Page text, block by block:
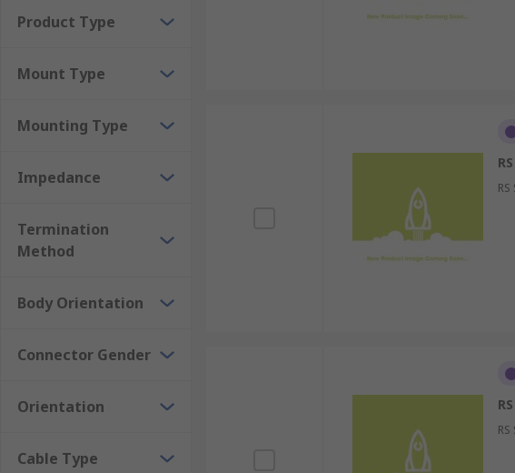
ประเภทของปลั๊ก Coaxial
ปลั๊ก Coaxial มีหลายประเภท แต่ละประเภทมีคุณสมบัติเฉพาะที่เหมาะกับกา
หัว BNC : หรือ BNC Connector คือหนึ่งในประเภทหัวปลั๊กที่ได้รับค
หัว BNC F-type : ใช้กับระบบเคเบิลทีวีและดาวเทียม และมักใช้งานร่วม
หัว TNC : คล้ายกับ BNC แต่ออกแบบมาสำหรับการใช้งานภายนอกอาค
หัว SMA : เรียกอีกชื่อหนึ่งว่าขั้วต่อ SMA มีให้เลือกหลายแบรนด์ หลาย
หัว SMB : มีขนาดเล็กกว่า SMA นิยมใช้ในอุปกรณ์อิเล็กทรอนิกส์อุตส
ในโรงงานอุตสาหกรรม ปลั๊ก Coaxial มีบทบาทสำคัญในการเชื่อมต่อระบ
ในการระบายอากาศและควบคุมอุณหภูมิ
ระบบนี้ใช้หัว BNC เพื่อเชื่อมต่อเซ็นเซอร์วัดความเร็วรอบของพัดลมกับระ
ควบคุม ซึ่งจะประมวลผลและปรับความเร็วของพัดลมให้เป็นไปตามต้องการ
Product Type
Mount Type
Mounting Type
Impedance
Termination
Method
Body Orientation
Connector Gender
Orientation
Cable Type